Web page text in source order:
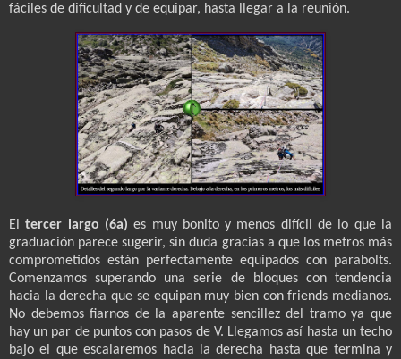
fáciles de dificultad y de equipar, hasta llegar a la reunión.
Eltercer largo (6a) es muy bonito y menos difícil de lo que la
graduación parece sugerir, sin duda gracias a que los metros más
comprometidos están perfectamente equipados con parabolts.
Comenzamos superando una serie de bloques con tendencia
hacia la derecha que se equipan muy bien con friends medianos.
No debemos fiarnos de la aparente sencillez del tramo ya que
hay un par de puntos con pasos de V. Llegamos así hasta un techo
bajo el que escalaremos hacia la derecha hasta que termina y